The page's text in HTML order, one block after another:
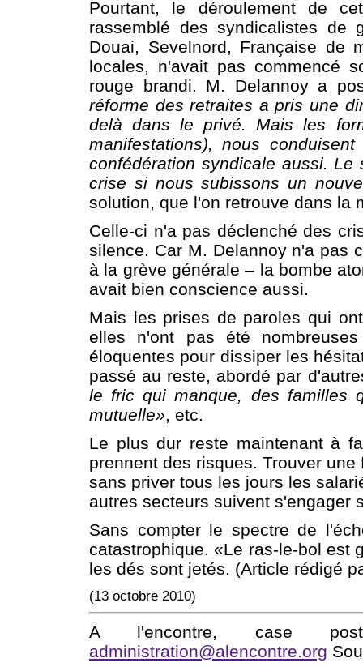
Pourtant, le déroulement de
rassemblé des syndicalistes de
Douai, Sevelnord, Française de
locales, n'avait pas commencé
rouge brandi. M. Delannoy a
réforme des retraites a pris une
delà dans le privé. Mais les
manifestations), nous
confédération syndicale aussi.
crise si nous subissons un
solution, que l'on retrouve dans la
Celle-ci n'a pas déclenché des
silence. Car M. Delannoy n'a pas
à la grève générale – la bombe
avait bien conscience aussi.
Mais les prises de paroles qui
elles n'ont pas été
éloquentes pour dissiper les
passé au reste, abordé par
le fric qui manque, des familles
mutuelle», etc.
Le plus dur reste maintenant à
prennent des risques. Trouver
sans priver tous les jours les
autres secteurs suivent s'engager
Sans compter le spectre de
catastrophique. «Le ras-le-bol est
les dés sont jetés. (Article rédigé
(13 octobre 2010)
A l'encontre, case
administration@alencontre.org